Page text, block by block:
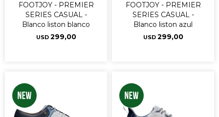
FOOTJOY - PREMIER
SERIES CASUAL -
Blanco liston blanco
USD 299,00
FOOTJOY - PREMIER
SERIES CASUAL -
Blanco liston azul
USD 299,00